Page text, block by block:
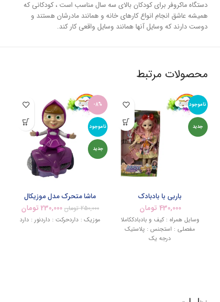
دستگاه ماکروفر برای کودکان بالای سه سال مناسب است ، کودکانی که
همیشه عاشق انجام انواع کارهای خانه و همانند مادرشان هستند و
دوست دارند که وسایل آنها همانند وسایل واقعی کار کند.
محصولات مرتبط
ناموجود
جدید
باربی با بادبادک
430,000 تومان
وسایل همراه : کیف و بادبادککاملا
مفصلی : استجنس : پلاستیک
درجه یک
-8%
ناموجود
جدید
ماشا متحرک مدل موزیکال
250,000 تومان 230,000 تومان
موزیک : داردحرکت : داردنور : دارد